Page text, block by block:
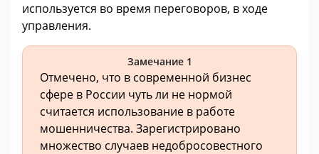
используется во время переговоров, в ходе
управления.
Замечание 1
Отмечено, что в современной бизнес
сфере в России чуть ли не нормой
считается использование в работе
мошенничества. Зарегистрировано
множество случаев недобросовестного